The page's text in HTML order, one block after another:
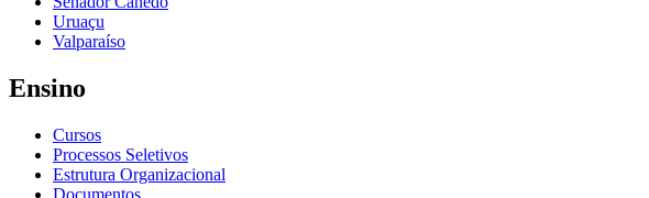
Uruaçu
Valparaíso
Ensino
Cursos
Processos Seletivos
Estrutura Organizacional
Documentos